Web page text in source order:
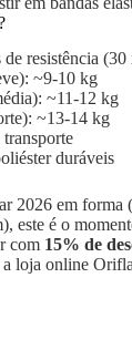
de resistência
~9-10 kg
~11-12 kg
~13-14 kg
duráveis
2026 em
este é o
com 15% de
a loja online